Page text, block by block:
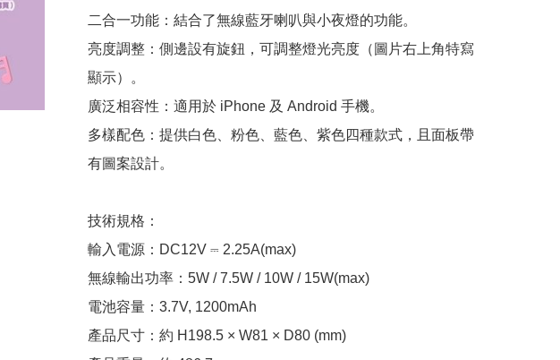
二合一功能：結合了無線藍牙喇叭與小夜燈的功能。
亮度調整：側邊設有旋鈕，可調整燈光亮度（圖片右上角特寫
顯示）。
廣泛相容性：適用於 iPhone 及 Android 手機。
多樣配色：提供白色、粉色、藍色、紫色四種款式，且面板帶
有圖案設計。
技術規格：
輸入電源：DC12V ⎓ 2.25A(max)
無線輸出功率：5W / 7.5W / 10W / 15W(max)
電池容量：3.7V, 1200mAh
產品尺寸：約 H198.5 × W81 × D80 (mm)